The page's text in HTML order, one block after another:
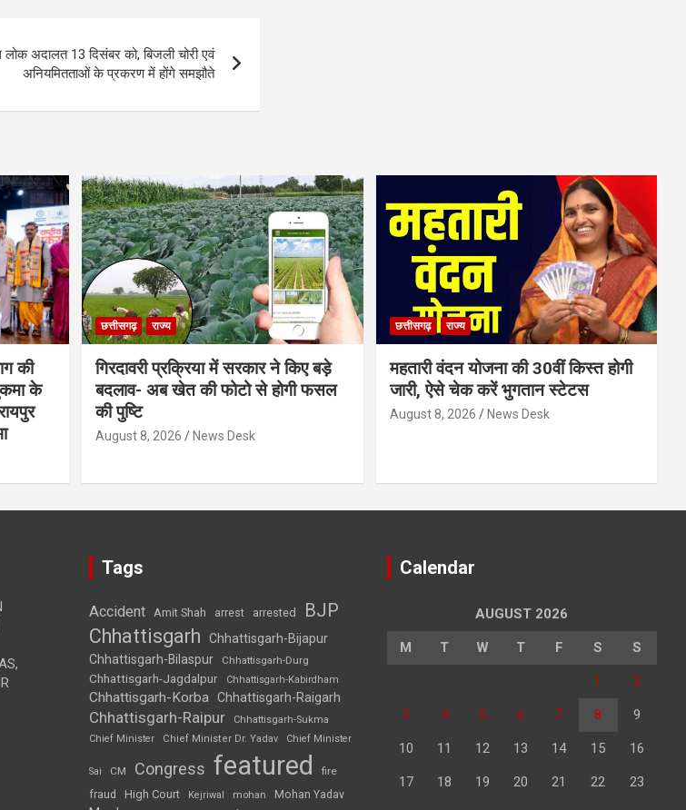
अदालत 13 दिसंबर को, बिजली चोरी एवं
अनियमितताओं के प्रकरण में होंगे समझौते
की
के
छत्तीसगढ़ राज्य
गिरदावरी प्रक्रिया में सरकार ने किए बड़े
बदलाव- अब खेत की फोटो से होगी फसल
की पुष्टि
August 8, 2026 News Desk
छत्तीसगढ़ राज्य
महतारी वंदन योजना की 30वीं किस्त होगी
जारी, ऐसे चेक करें भुगतान स्टेटस
August 8, 2026 News Desk
Tags
Accident Amit Shah arrest arrested BJP
Chhattisgarh
Chhattisgarh-Bijapur
Chhattisgarh-Bilaspur
Chhattisgarh-Durg
Chhattisgarh-Jagdalpur Chhattisgarh-Kabirdham
Chhattisgarh-Korba Chhattisgarh-Raigarh
Chhattisgarh-Raipur
Chhattisgarh-Sukma
Chief Minister
Chief Minister Dr. Yadav Chief Minister
Sai CM Congress featured
fire
fraud
High Court Kejriwal mohan Mohan Yadav
Calendar
AUGUST 2026
M T W T F S S
1 2
3 4 5 6 7 8 9
10 11 12 13 14 15 16
17 18 19 20 21 22 23